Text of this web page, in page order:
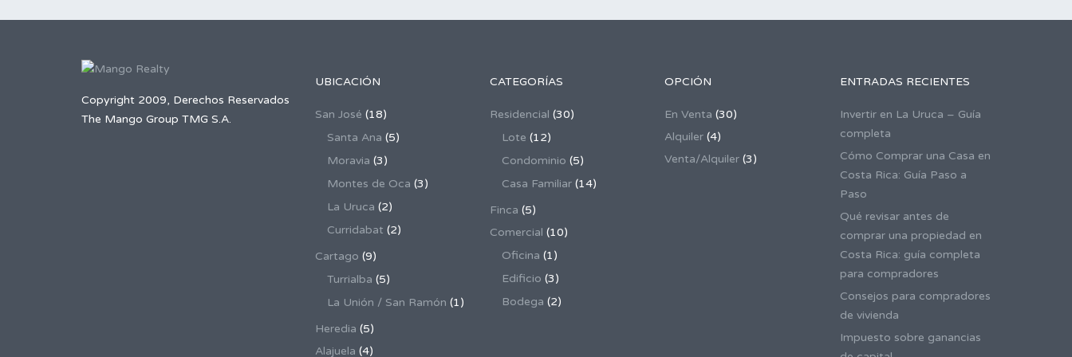
Copyright 2009, Derechos Reservados
The Mango Group TMG S.A.
UBICACIÓN
San José (18)
Santa Ana (5)
Moravia (3)
Montes de Oca (3)
La Uruca (2)
Curridabat (2)
Cartago (9)
Turrialba (5)
La Unión / San Ramón (1)
Heredia (5)
Alajuela (4)
CATEGORÍAS
Residencial (30)
Lote (12)
Condominio (5)
Casa Familiar(14)
Finca (5)
Comercial (10)
Oficina (1)
Edificio (3)
Bodega (2)
OPCIÓN
En Venta (30)
Alquiler (4)
Venta/Alquiler (3)
ENTRADAS RECIENTES
Invertir en La Uruca – Guía
completa
Cómo Comprar una Casa en
Costa Rica: Guía Paso a
Paso
Qué revisar antes de
comprar una propiedad en
Costa Rica: guía completa
para compradores
Consejos para compradores
de vivienda
Impuesto sobre ganancias